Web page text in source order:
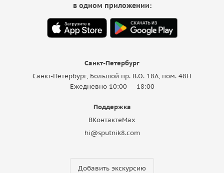
Санкт-Петербург
Санкт-Петербург, Большой пр. В.О. 18A, пом. 48Н
Ежедневно 10:00 — 18:00
Поддержка
ВКонтактеMax
hi@sputnik8.com
Добавить экскурсию
в одном приложении: